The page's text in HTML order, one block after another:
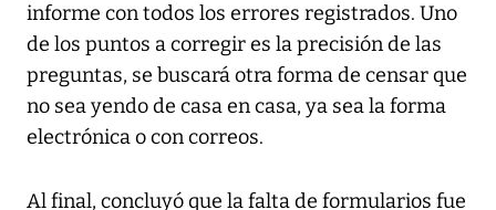
informe con todos los errores registrados. Uno
de los puntos a corregir es la precisión de las
preguntas, se buscará otra forma de censar que
no sea yendo de casa en casa, ya sea la forma
electrónica o con correos.
Al final, concluyó que la falta de formularios fue